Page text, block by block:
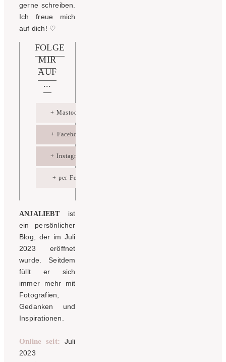
gerne schreiben.
Ich freue mich
auf dich! ♡
FOLGE
MIR
AUF
...
+ Mastodon
+ Facebook
+ Instagram
+ per Feed
ANJALIEBTist
ein persönlicher
Blog, der im Juli
2023 eröffnet
wurde. Seitdem
füllt er sich
immer mehr mit
Fotografien,
Gedanken und
Inspirationen.
Online seit: Juli
2023